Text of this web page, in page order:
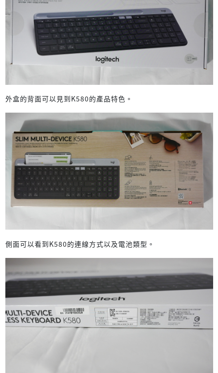
外盒的背面可以見到K580的產品特色。
側面可以看到K580的連線方式以及電池類型。